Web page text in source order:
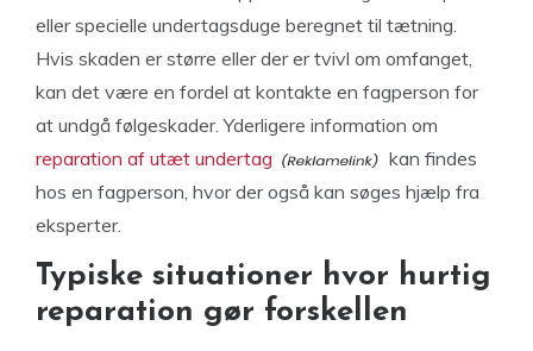
eller specielle undertagsduge beregnet til tætning.
Hvis skaden er større eller der er tvivl om omfanget,
kan det være en fordel at kontakte en fagperson for
at undgå følgeskader. Yderligere information om
reparation af utæt undertag
kan findes
hos en fagperson, hvor der også kan søges hjælp fra
eksperter.
Typiske situationer hvor hurtig
reparation gør forskellen